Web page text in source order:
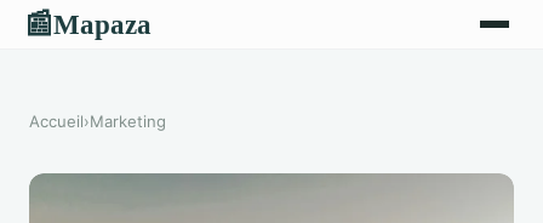
📰Mapaza
Accueil›Marketing